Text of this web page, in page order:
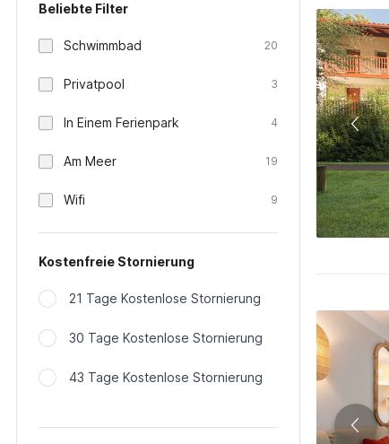
Beliebte Filter
Schwimmbad 20
Privatpool 3
In Einem Ferienpark 4
Am Meer 19
Wifi 9
Kostenfreie Stornierung
21 Tage Kostenlose Stornierung
30 Tage Kostenlose Stornierung
43 Tage Kostenlose Stornierung